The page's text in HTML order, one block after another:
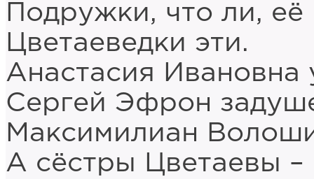
Подружки, что ли, её
Цветаеведки эти.
Анастасия Ивановна
Сергей Эфрон
Максимилиан
А сёстры Цветаевы –